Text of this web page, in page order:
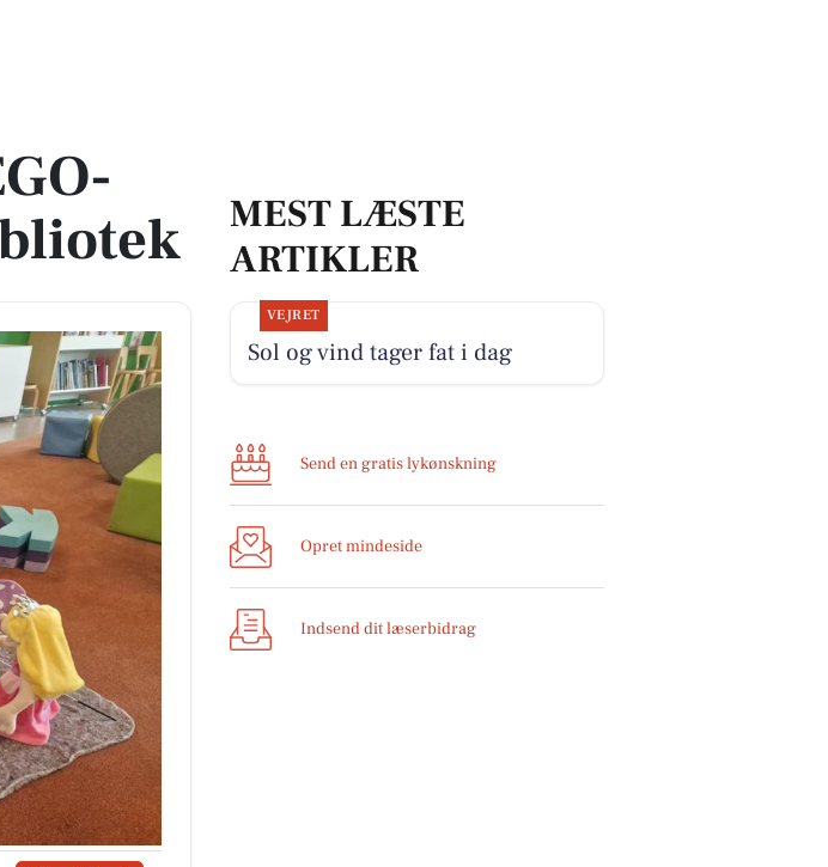
MEST LÆSTE
ARTIKLER
VEJRET
Sol og vind tager fat i dag
Send en gratis lykønskning
Opret mindeside
Indsend dit læserbidrag